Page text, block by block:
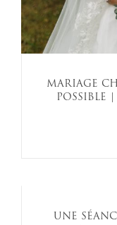
MARIAGE
POSSIBLE
UNE